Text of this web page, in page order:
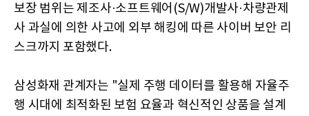
보장 범위는 제조사·소프트웨어(S/W)개발사·차량관제
사 과실에 의한 사고에 외부 해킹에 따른 사이버 보안 리
스크까지 포함했다.
삼성화재 관계자는 "실제 주행 데이터를 활용해 자율주
행 시대에 최적화된 보험 요율과 혁신적인 상품을 설계